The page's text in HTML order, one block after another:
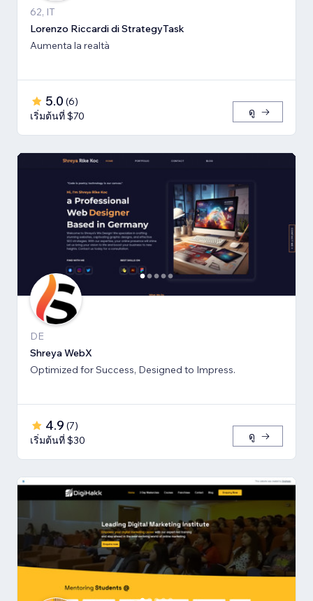
62, IT
Lorenzo Riccardi di StrategyTask
Aumenta la realtà
5.0 (6)
เริ่มต้นที่ $70
ดู
DE
Shreya WebX
Optimized for Success, Designed to Impress.
4.9 (7)
เริ่มต้นที่ $30
ดู